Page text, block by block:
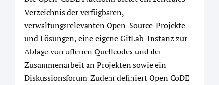
Verzeichnis der verfügbaren,
verwaltungsrelevanten Open-Source-Projekte
und Lösungen, eine eigene GitLab-Instanz zur
Ablage von offenen Quellcodes und der
Zusammenarbeit an Projekten sowie ein
Diskussionsforum. Zudem definiert Open CoDE